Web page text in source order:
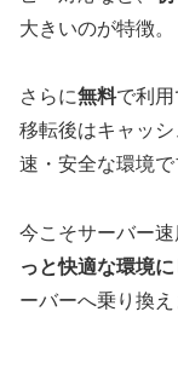
大きいのが特徴。
さらに無料で利用
移転後はキャッ
速・安全な環境で
今こそサーバー速
っと快適な環境に
ーバーへ乗り換え